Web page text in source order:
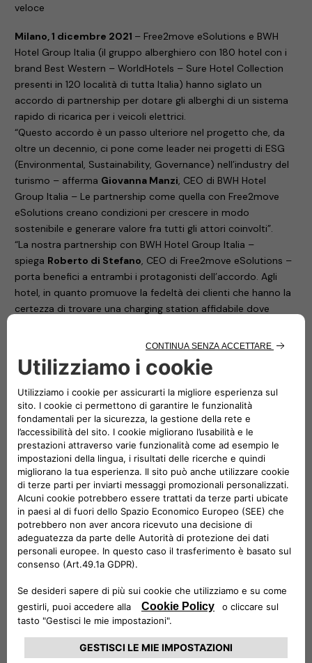
veloce
Milano, 1 dicembre 2021 – Free2move eSolutions e BWH
Hotel Group Italia (il gruppo alberghiero con 180 hotel con i
brand Best Western – WorldHotels – Sure Hotel Collection
presenti in 120 località di tutta Italia) hanno siglato un
accordo di partnership per dotare gli alberghi di un sistema
rapido di ricarica per i veicoli elettrici.
“Questo accordo è un passo ulteriore nel progetto che, da
oltre un decennio, ci pone come leader nei progetti di ESG
(Environmental, Sustainability, Governance) nell’industry del
turismo – afferma Giovanna Manzi, CEO di BWH Hotel
Group Italia – Le partnership come quella con Free2move
eSolutions creano condizioni per crescere in modo
sostenibile e generare valore fra tutti gli attori coinvolti”.
“La nostra partnership con BWH Hotel Group Italia –
spiega Roberto di Stefano, CEO di Free2move eSolutions –
porta benefici a entrambi i protagonisti dell’accordo. Agli
hotel, in quanto promuove la fedeltà dei clienti che hanno la
certezza di trovare una charging station affidabile dove
quanto ci permette di ottenere una forte visibilità dei nostri
prodotti grazie a un partner importante, conosciuto da tutti
e capillarmente distribuito sul territorio. E infine non
dobbiamo dimenticare la positiva ricaduta che una rapida
diffusione della mobilità elettrica genera sull’ambiente”.
In base all’intesa firmata, gli hotel metteranno a disposizione
dei clienti le innovative eProWallBox, il dispositivo progettato
e costruito da Free2move eSolutions che funziona con
connettore Type-2 (standard continentale per le stazioni di
ricarica in corrente alternata, il più utilizzato in Europa),
ideale per la ricarica delle vetture in sosta nei parcheggi degli
hotel. eProWallBox, installata dagli specialisti Free2move
eSolutions, consente una ricarica dinamica, sicura e
personalizzata da 3 fino a 22 kWh, grazie a una gestione
immediata da remoto tramite App.
di installazione “chiavi in mano” e un servizio di assistenza
disponibile 24 ore su 24 e 7 giorni su 7, con una
manutenzione specifica sia per i clienti sia per gli albergatori.
Inoltre, grazie all’innovativo sistema di cui è dotata